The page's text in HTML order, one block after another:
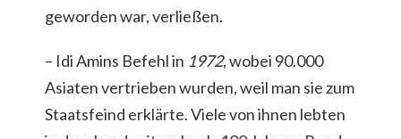
geworden war, verließen.
– Idi Amins Befehl in 1972, wobei 90.000
Asiaten vertrieben wurden, weil man sie zum
Staatsfeind erklärte. Viele von ihnen lebten